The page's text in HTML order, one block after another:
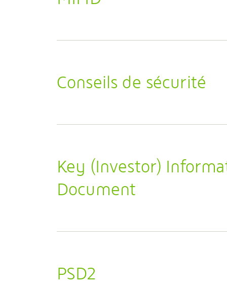
Conseils de sécurité
Key (Investor)
Document
PSD2